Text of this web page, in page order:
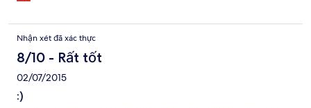
Nhận xét đã xác thực
8/10 - Rất tốt
02/07/2015
:)